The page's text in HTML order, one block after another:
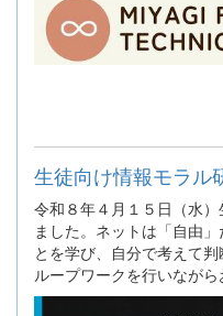
生徒向け情報モラル
令和８年４月１５日（水
ました。ネットは「自由
とを学び、自分で考えて
ループワークを行いながら